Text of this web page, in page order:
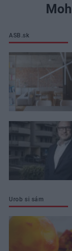
ASB.sk
Urob si sám